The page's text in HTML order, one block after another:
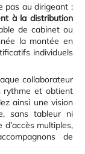
pas au dirigeant :
à la distribution
de cabinet ou
la montée en
individuels
collaborateur
rythme et obtient
ainsi une vision
sans tableur ni
multiples,
de